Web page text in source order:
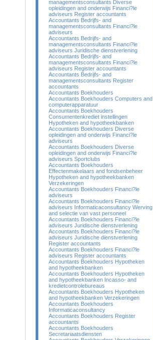
managementsconsultants Diverse
opleidingen and onderwijs Financi?le
adviseurs Register accountants
Accountants Bedrijfs- and
managementsconsultants Financi?le
adviseurs
Accountants Bedrijfs- and
managementsconsultants Financi?le
adviseurs Juridische dienstverlening
Accountants Bedrijfs- and
managementsconsultants Financi?le
adviseurs Register accountants
Accountants Bedrijfs- and
managementsconsultants Register
accountants
Accountants Boekhouders
Accountants Boekhouders Computers and
computerapparatuur
Accountants Boekhouders
Consumentenkrediet instellingen
Hypotheken and hypotheekbanken
Accountants Boekhouders Diverse
opleidingen and onderwijs Financi?le
adviseurs
Accountants Boekhouders Diverse
opleidingen and onderwijs Financi?le
adviseurs Sportclubs
Accountants Boekhouders
Effectenmakelaars and fondsenbeheer
Hypotheken and hypotheekbanken
Verzekeringen
Accountants Boekhouders Financi?le
adviseurs
Accountants Boekhouders Financi?le
adviseurs Informaticaconsultancy Werving
and selectie van vast personeel
Accountants Boekhouders Financi?le
adviseurs Juridische dienstverlening
Accountants Boekhouders Financi?le
adviseurs Juridische dienstverlening
Register accountants
Accountants Boekhouders Financi?le
adviseurs Register accountants
Accountants Boekhouders Hypotheken
and hypotheekbanken
Accountants Boekhouders Hypotheken
and hypotheekbanken Incasso- and
kredietcontrolebureaus
Accountants Boekhouders Hypotheken
and hypotheekbanken Verzekeringen
Accountants Boekhouders
Informaticaconsultancy
Accountants Boekhouders Register
accountants
Accountants Boekhouders
Secretariaatsdiensten